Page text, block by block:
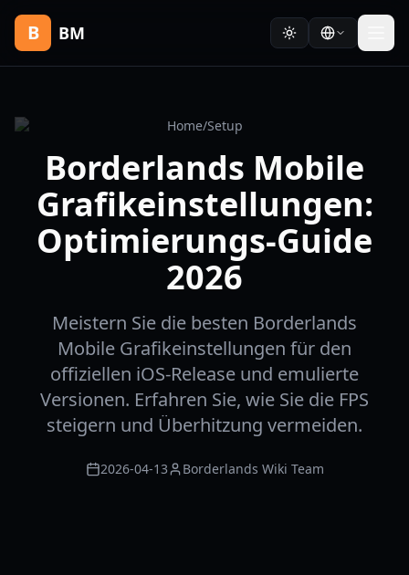
B BM
Home/Setup
Borderlands Mobile
Grafikeinstellungen:
Optimierungs-Guide
2026
Meistern Sie die besten Borderlands
Mobile Grafikeinstellungen für den
offiziellen iOS-Release und emulierte
Versionen. Erfahren Sie, wie Sie die FPS
steigern und Überhitzung vermeiden.
2026-04-13 Borderlands Wiki Team